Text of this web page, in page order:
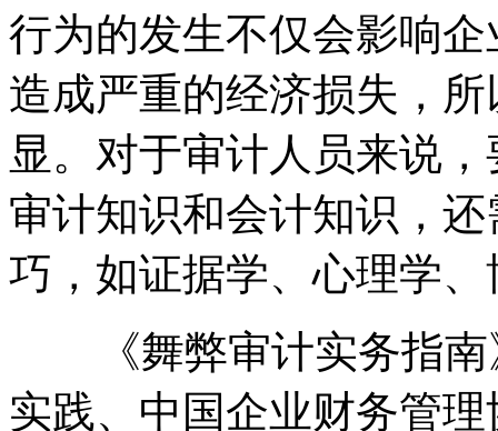
行为的发生不仅会影响
造成严重的经济损失，
显。对于审计人员来说
审计知识和会计知识，
巧，如证据学、心理学
《舞弊审计实务指南
实践、中国企业财务管